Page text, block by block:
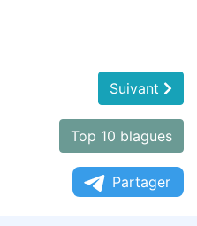
Suivant
Top 10 blagues
Partager